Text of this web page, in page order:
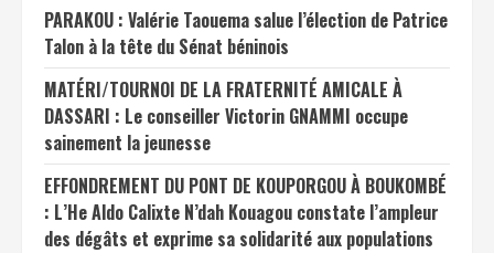
PARAKOU : Valérie Taouema salue l’élection de Patrice
Talon à la tête du Sénat béninois
MATÉRI/TOURNOI DE LA FRATERNITÉ AMICALE À
DASSARI : Le conseiller Victorin GNAMMI occupe
sainement la jeunesse
EFFONDREMENT DU PONT DE KOUPORGOU À BOUKOMBÉ
: L’He Aldo Calixte N’dah Kouagou constate l’ampleur
des dégâts et exprime sa solidarité aux populations